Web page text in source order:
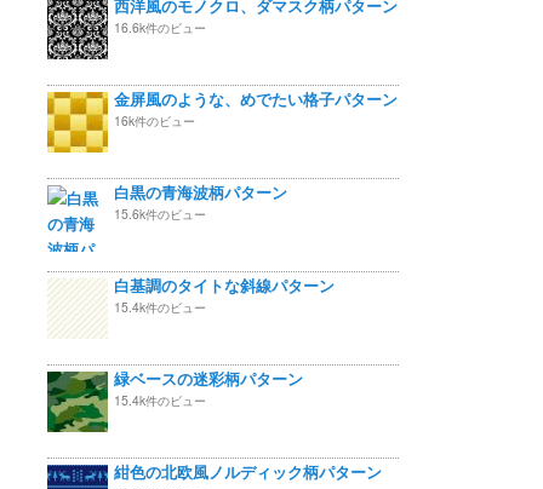
西洋風のモノクロ、ダマスク柄パターン
16.6k件のビュー
金屏風のような、めでたい格子パターン
16k件のビュー
白黒の青海波柄パターン
15.6k件のビュー
白基調のタイトな斜線パターン
15.4k件のビュー
緑ベースの迷彩柄パターン
15.4k件のビュー
紺色の北欧風ノルディック柄パターン